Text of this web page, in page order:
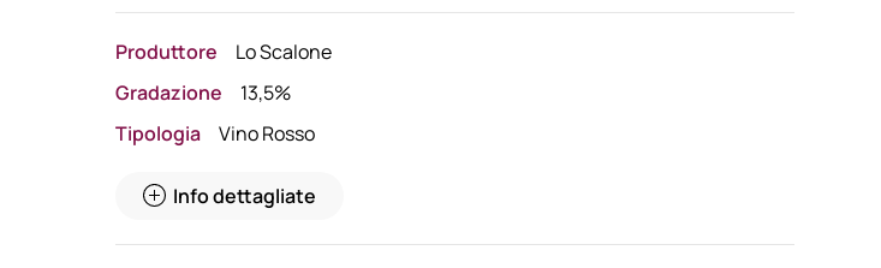
Produttore
Lo Scalone
Gradazione
13,5%
Tipologia
Vino Rosso
Info dettagliate